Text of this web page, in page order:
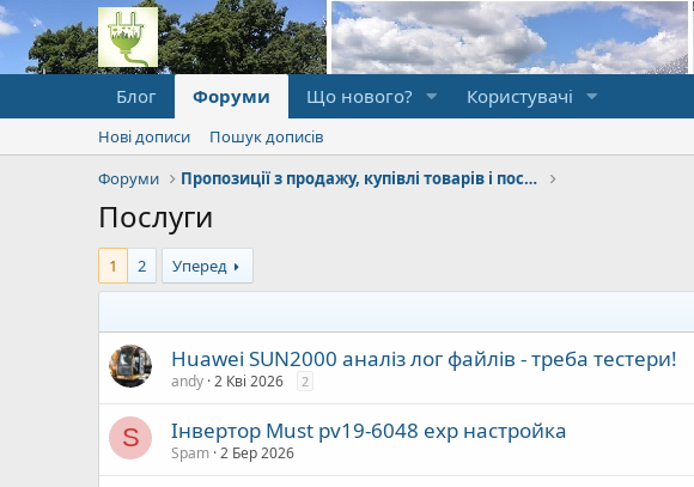
Блог Форуми Що нового? Користувачі
Нові дописи
Пошук дописів
Форуми
Пропозиції з продажу, купівлі товарів і послуг
Послуги
1 2 Уперед
Huawei SUN2000 аналіз лог файлів - треба тестери!
andy 2 Кві 2026 2
S Інвертор Must pv19-6048 exp настройка
Spam 2 Бер 2026